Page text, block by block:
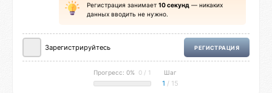
Регистрация занимает 10 секунд — никаких
данных вводить не нужно.
Зарегистрируйтесь РЕГИСТРАЦИЯ
Прогресс: 0% 0 / 1 Шаг
1 / 15